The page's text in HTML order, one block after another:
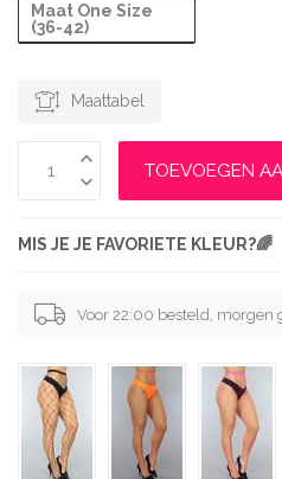
Maat One Size
(36-42)
Maattabel
TOEVOEGEN
MIS JE JE FAVORIETE KLEUR?🌈
Voor 22:00 besteld, morgen